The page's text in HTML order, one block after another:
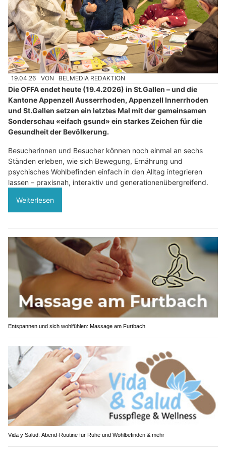
19.04.26 VON BELMEDIA REDAKTION
Die OFFA endet heute (19.4.2026) in St.Gallen – und die
Kantone Appenzell Ausserrhoden, Appenzell Innerrhoden
und St.Gallen setzen ein letztes Mal mit der gemeinsamen
Sonderschau «eifach gsund» ein starkes Zeichen für die
Gesundheit der Bevölkerung.
Besucherinnen und Besucher können noch einmal an sechs
Ständen erleben, wie sich Bewegung, Ernährung und
psychisches Wohlbefinden einfach in den Alltag integrieren
lassen – praxisnah, interaktiv und generationenübergreifend.
Weiterlesen
Entspannen und sich wohlfühlen: Massage am Furtbach
Vida y Salud: Abend-Routine für Ruhe und Wohlbefinden & mehr